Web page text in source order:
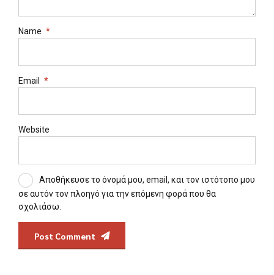
Name *
Email *
Website
Αποθήκευσε το όνομά μου, email, και τον ιστότοπο μου
σε αυτόν τον πλοηγό για την επόμενη φορά που θα
σχολιάσω.
Post Comment